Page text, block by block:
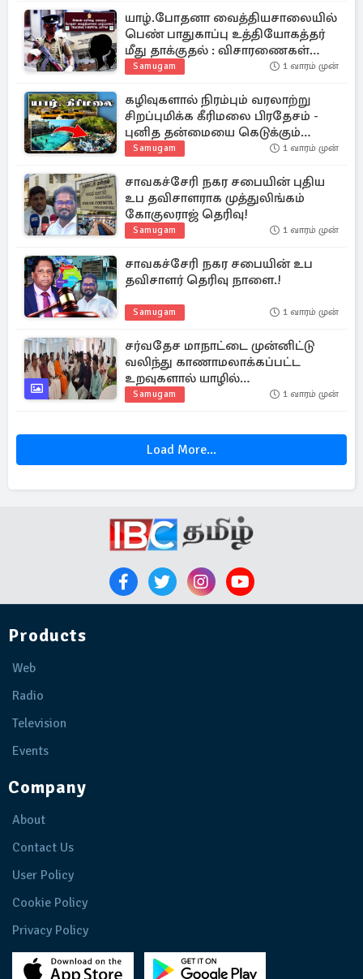
யாழ்.போதனா வைத்தியசாலையில்
பெண் பாதுகாப்பு உத்தியோகத்தர்
மீது தாக்குதல் : விசாரணைகள்
தீவிரம்
Samugam 1 வாரம் முன்
கழிவுகளால் நிரம்பும் வரலாற்று
சிறப்புமிக்க கீரிமலை பிரதேசம் -
புனித தன்மையை கெடுக்கும்
செயலா?
Samugam 1 வாரம் முன்
சாவகச்சேரி நகர சபையின் புதிய
உப தவிசாளராக முத்துலிங்கம்
கோகுலராஜ் தெரிவு!
Samugam 1 வாரம் முன்
சாவகச்சேரி நகர சபையின் உப
தவிசாளர் தெரிவு நாளை.!
Samugam 1 வாரம் முன்
சர்வதேச மாநாட்டை முன்னிட்டு
வலிந்து காணாமலாக்கப்பட்ட
உறவுகளால் யாழில்
கலந்துரையாடல்
Samugam 1 வாரம் முன்
Load More...
Products
Web
Radio
Television
Events
Company
About
Contact Us
User Policy
Cookie Policy
Privacy Policy